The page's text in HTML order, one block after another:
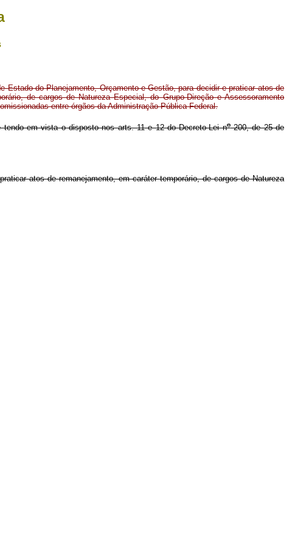
Estado do Planejamento, Orçamento e Gestão, para decidir e praticar atos de
de cargos de Natureza Especial, do Grupo-Direção e Assessoramento
entre órgãos da Administração Pública Federal.
em vista o disposto nos arts. 11 e 12 do Decreto-Lei no200, de 25 de
atos de remanejamento, em caráter temporário, de cargos de Natureza